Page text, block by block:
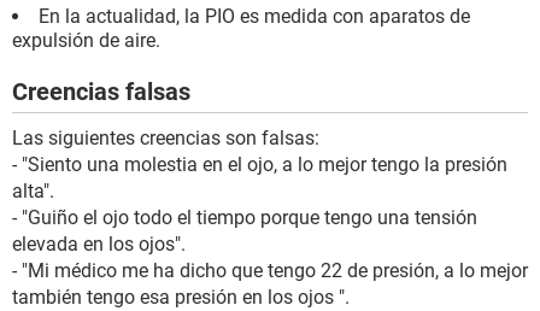
En la actualidad, la PIO es medida con aparatos de
expulsión de aire.
Creencias falsas
Las siguientes creencias son falsas:
- "Siento una molestia en el ojo, a lo mejor tengo la presión
alta".
- "Guiño el ojo todo el tiempo porque tengo una tensión
elevada en los ojos".
- "Mi médico me ha dicho que tengo 22 de presión, a lo mejor
también tengo esa presión en los ojos ".